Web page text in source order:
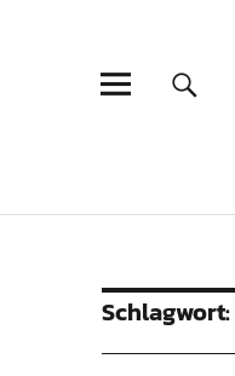
Schlagwort: